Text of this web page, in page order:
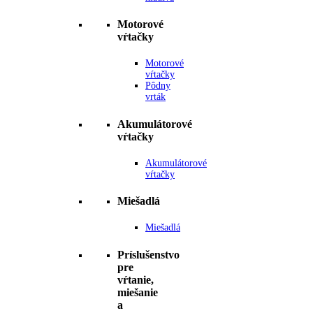
Motorové
vŕtačky
Motorové
vŕtačky
Pôdny
vrták
Akumulátorové
vŕtačky
Akumulátorové
vŕtačky
Miešadlá
Miešadlá
Príslušenstvo
pre
vŕtanie,
miešanie
a